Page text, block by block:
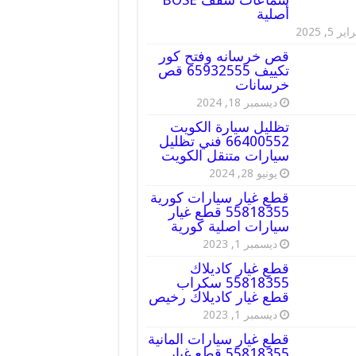
أصلية
5, 2025
قص خرسانه وفتح كور
تكييف 65932555 قص
خرسانات
ديسمبر 18, 2024
تظليل سيارة الكويت
66400552 فني تظليل
سيارات متنقل الكويت
يونيو 28, 2024
قطع غيار سيارات كورية
55818355 قطع غيار
سيارات اصلية كورية
ديسمبر 1, 2023
قطع غيار كاديلاك
55818355 سكراب
قطع غيار كاديلاك رخيص
ديسمبر 1, 2023
قطع غيار سيارات المانية